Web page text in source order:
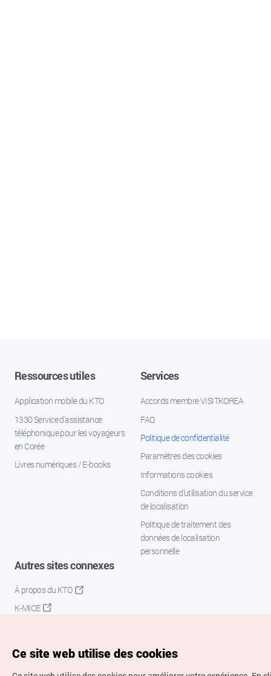
Ressources utiles
Application mobile du KTO
1330 Service d'assistance
téléphonique pour les voyageurs
en Corée
Livres numériques / E-books
Services
Accords membre VISITKOREA
FAQ
Politique de confidentialité
Paramètres des cookies
Informations cookies
Conditions d’utilisation du service
de localisation
Politique de traitement des
données de localisation
personnelle
Autres sites connexes
À propos du KTO
K-MICE
Ce site web utilise des cookies